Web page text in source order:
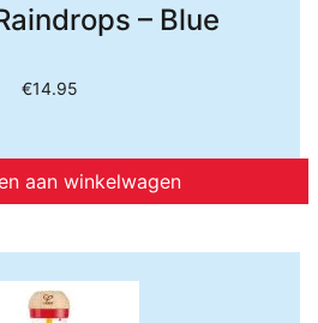
– Blue
€14.95
aan winkelwagen